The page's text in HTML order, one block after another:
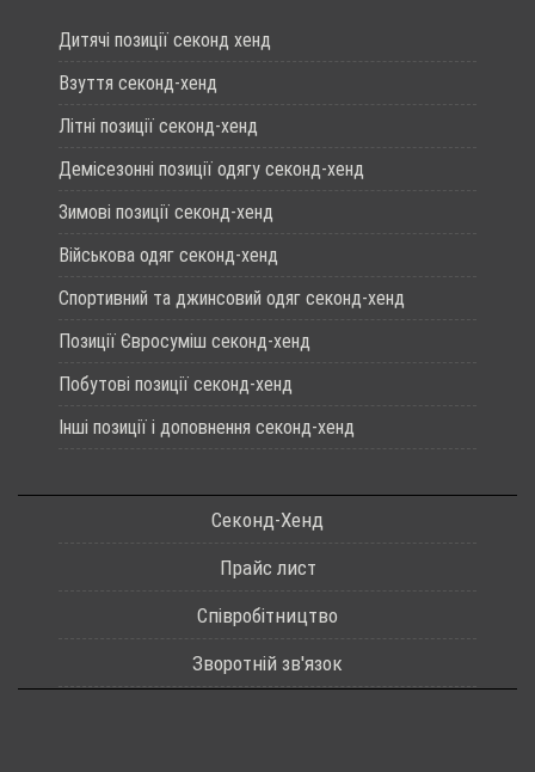
Дитячі позиції секонд хенд
Взуття секонд-хенд
Літні позиції секонд-хенд
Демісезонні позиції одягу секонд-хенд
Зимові позиції секонд-хенд
Військова одяг секонд-хенд
Спортивний та джинсовий одяг секонд-хенд
Позиції Євросуміш секонд-хенд
Побутові позиції секонд-хенд
Інші позиції і доповнення секонд-хенд
Секонд-Хенд
Прайс лист
Співробітництво
Зворотній зв'язок